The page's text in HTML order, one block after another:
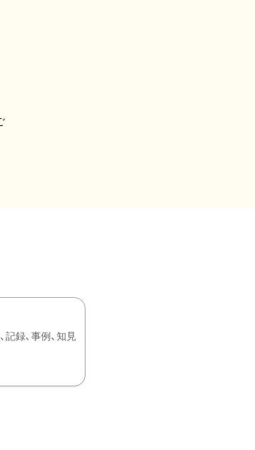
録、事例、知見